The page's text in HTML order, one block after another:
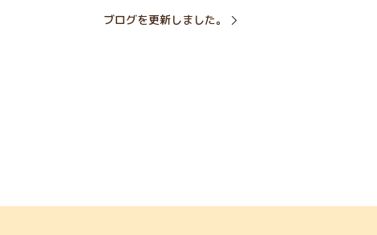
ブログを更新しました。